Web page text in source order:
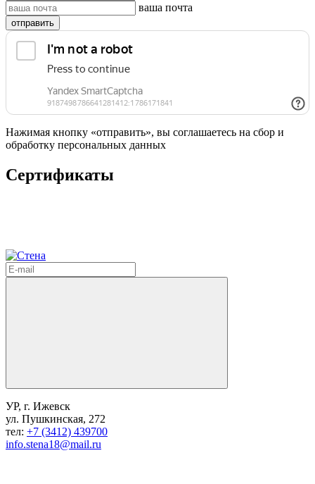
ваша почта
отправить
Нажимая кнопку «отправить», вы соглашаетесь на сбор и
обработку персональных данных
Сертификаты
УР, г. Ижевск
ул. Пушкинская, 272
тел: +7 (3412) 439700
info.stena18@mail.ru